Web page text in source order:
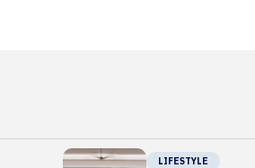
LIFESTYLE